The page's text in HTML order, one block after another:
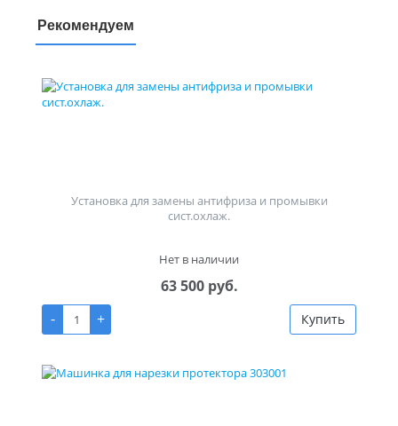
Рекомендуем
Установка для замены антифриза и промывки
сист.охлаж.
Нет в наличии
63 500 руб.
-
+ Купить